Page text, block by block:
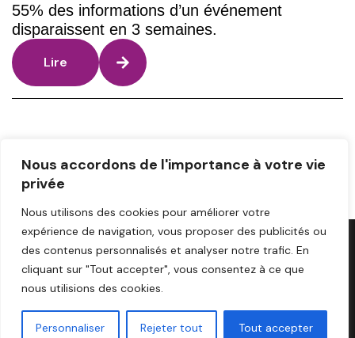
Nous accordons de l'importance à votre vie
privée
Nous utilisons des cookies pour améliorer votre
expérience de navigation, vous proposer des publicités ou
des contenus personnalisés et analyser notre trafic. En
cliquant sur "Tout accepter", vous consentez à ce que
nous utilisions des cookies.
Personnaliser Rejeter tout Tout accepter
55% des informations d’un événement
disparaissent en 3 semaines.
Lire
12345next
© 2025 SP.COM